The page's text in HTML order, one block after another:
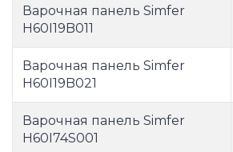
Варочная панель Simfer
H60I19B011
Варочная панель Simfer
H60I19B021
Варочная панель Simfer
H60I74S001